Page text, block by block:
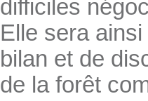
difficiles
Elle sera
bilan et de
de la forêt